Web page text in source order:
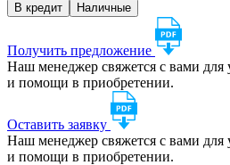
В кредит Наличные
Получить предложение
Наш менеджер свяжется с вами для
и помощи в приобретении.
Оставить заявку
Наш менеджер свяжется с вами для
и помощи в приобретении.